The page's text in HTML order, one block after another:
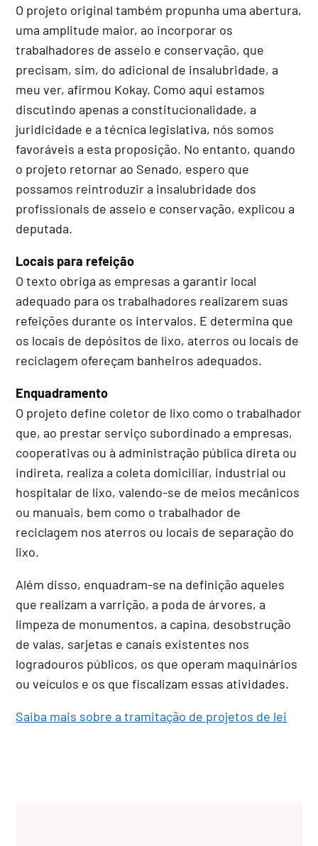
O projeto original também propunha uma abertura,
uma amplitude maior, ao incorporar os
trabalhadores de asseio e conservação, que
precisam, sim, do adicional de insalubridade, a
meu ver, afirmou Kokay. Como aqui estamos
discutindo apenas a constitucionalidade, a
juridicidade e a técnica legislativa, nós somos
favoráveis a esta proposição. No entanto, quando
o projeto retornar ao Senado, espero que
possamos reintroduzir a insalubridade dos
profissionais de asseio e conservação, explicou a
deputada.
Locais para refeição
O texto obriga as empresas a garantir local
adequado para os trabalhadores realizarem suas
refeições durante os intervalos. E determina que
os locais de depósitos de lixo, aterros ou locais de
reciclagem ofereçam banheiros adequados.
Enquadramento
O projeto define coletor de lixo como o trabalhador
que, ao prestar serviço subordinado a empresas,
cooperativas ou à administração pública direta ou
indireta, realiza a coleta domiciliar, industrial ou
hospitalar de lixo, valendo-se de meios mecânicos
ou manuais, bem como o trabalhador de
reciclagem nos aterros ou locais de separação do
lixo.
Além disso, enquadram-se na definição aqueles
que realizam a varrição, a poda de árvores, a
limpeza de monumentos, a capina, desobstrução
de valas, sarjetas e canais existentes nos
logradouros públicos, os que operam maquinários
ou veículos e os que fiscalizam essas atividades.
Saiba mais sobre a tramitação de projetos de lei